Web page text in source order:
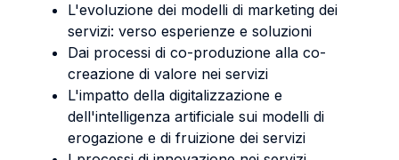
L'evoluzione dei modelli di marketing dei
servizi: verso esperienze e soluzioni
Dai processi di co-produzione alla co-
creazione di valore nei servizi
L'impatto della digitalizzazione e
dell'intelligenza artificiale sui modelli di
erogazione e di fruizione dei servizi